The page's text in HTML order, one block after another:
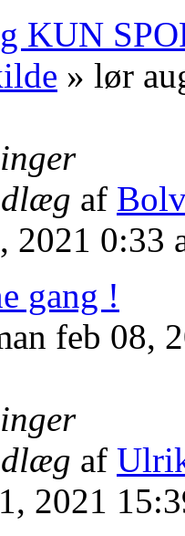
KUN
» lør
af
2021 0:33
gang !
feb 08,
af
2021